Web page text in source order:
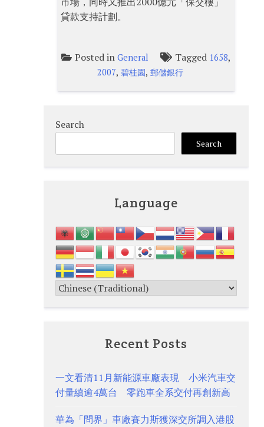
貸款支持計劃。
Posted inGeneral Tagged 1658,
2007,碧桂園,郵儲銀行
Search
Search
Language
Recent Posts
一文看清11月新能源車廠表現 小米汽車交
付量續逾4萬台 零跑車全系交付再創新高
華為「問界」車廠賽力斯獲深交所調入港股